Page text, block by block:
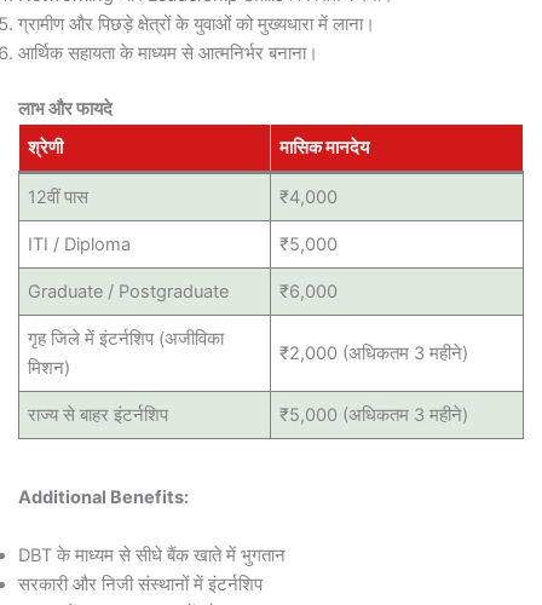
ग्रामीण और पिछड़े क्षेत्रों के युवाओं को मुख्यधारा में लाना।
आर्थिक सहायता के माध्यम से आत्मनिर्भर बनाना।
लाभ और फायदे
श्रेणी
मासिक मानदेय
12वीं पास ₹4,000
ITI / Diploma ₹5,000
Graduate / Postgraduate ₹6,000
गृह जिले में इंटर्नशिप (अजीविका
मिशन)
₹2,000 (अधिकतम 3 महीने)
राज्य से बाहर इंटर्नशिप ₹5,000 (अधिकतम 3 महीने)
Additional Benefits:
DBT के माध्यम से सीधे बैंक खाते में भुगतान
सरकारी और निजी संस्थानों में इंटर्नशिप